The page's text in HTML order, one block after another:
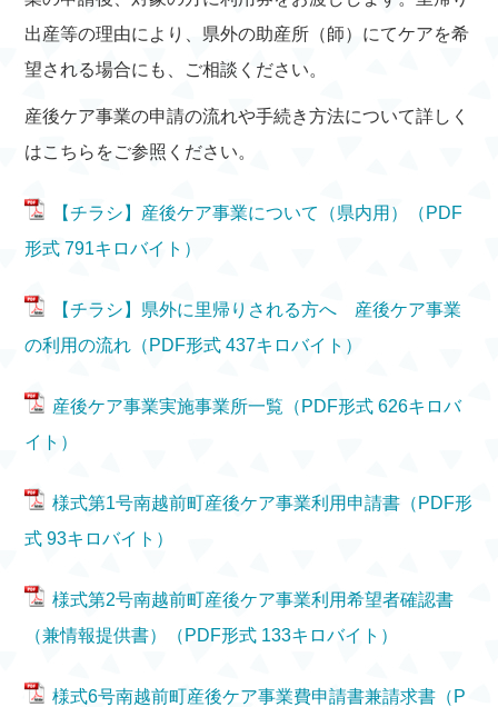
出産等の理由により、県外の助産所（師）にてケアを希
望される場合にも、ご相談ください。
産後ケア事業の申請の流れや手続き方法について詳しく
はこちらをご参照ください。
【チラシ】産後ケア事業について（県内用）（PDF
形式 791キロバイト）
【チラシ】県外に里帰りされる方へ 産後ケア事業
の利用の流れ（PDF形式 437キロバイト）
産後ケア事業実施事業所一覧（PDF形式 626キロバ
イト）
様式第1号南越前町産後ケア事業利用申請書（PDF形
式 93キロバイト）
様式第2号南越前町産後ケア事業利用希望者確認書
（兼情報提供書）（PDF形式 133キロバイト）
様式6号南越前町産後ケア事業費申請書兼請求書（P